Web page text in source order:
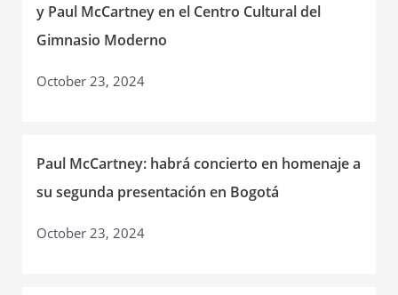
y Paul McCartney en el Centro Cultural del
Gimnasio Moderno
October 23, 2024
Paul McCartney: habrá concierto en homenaje a
su segunda presentación en Bogotá
October 23, 2024